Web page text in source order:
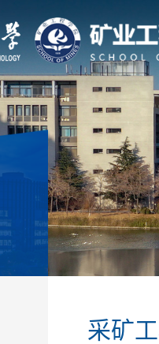
采矿